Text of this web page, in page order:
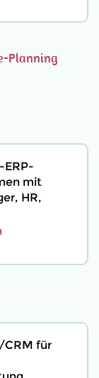
Planning
ERP-
mit
HR,
CRM für